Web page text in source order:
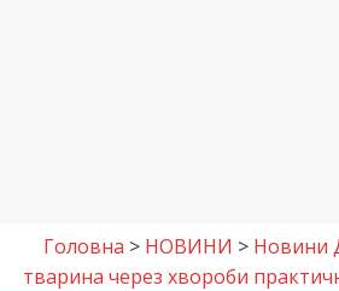
Головна > НОВИНИ > Новини
тварина через хвороби